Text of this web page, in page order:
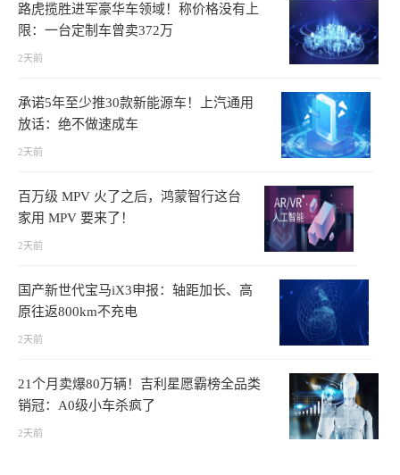
路虎揽胜进军豪华车领域！称价格没有上
限：一台定制车曾卖372万
2天前
承诺5年至少推30款新能源车！上汽通用
放话：绝不做速成车
2天前
百万级 MPV 火了之后，鸿蒙智行这台
家用 MPV 要来了！
2天前
国产新世代宝马iX3申报：轴距加长、高
原往返800km不充电
2天前
21个月卖爆80万辆！吉利星愿霸榜全品类
销冠：A0级小车杀疯了
2天前